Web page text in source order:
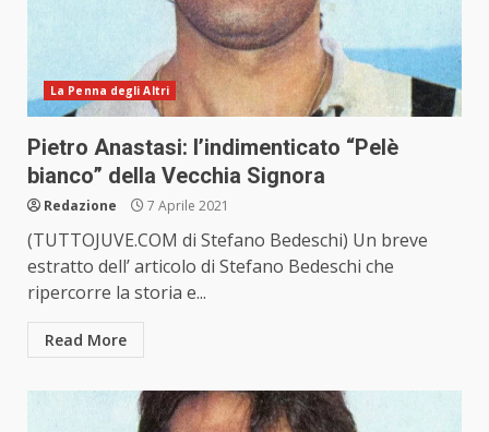
La Penna degli Altri
Pietro Anastasi: l’indimenticato “Pelè
bianco” della Vecchia Signora
Redazione 7 Aprile 2021
(TUTTOJUVE.COM di Stefano Bedeschi) Un breve
estratto dell’ articolo di Stefano Bedeschi che
ripercorre la storia e...
Read More